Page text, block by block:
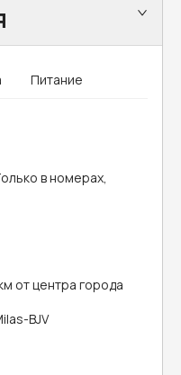
Питание
в номерах,
от центра города
BJV